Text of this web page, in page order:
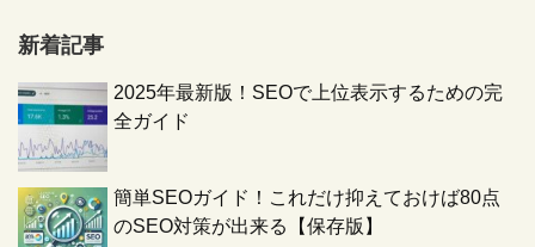
新着記事
2025年最新版！SEOで上位表示するための完
全ガイド
簡単SEOガイド！これだけ抑えておけば80点
のSEO対策が出来る【保存版】